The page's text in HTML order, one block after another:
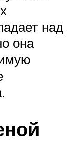
над
она